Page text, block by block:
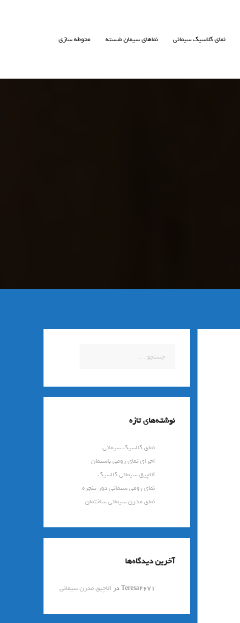
نمای کلاسیک سیمانی نماهای سیمان شسته محوطه سازی
برای:
نوشته‌های تازه
نمای کلاسیک سیمانی
اجرای نمای رومی باسیمان
الاچیق سیمانی کلاسیک
نمای رومی سیمانی دور پنجره
نمای مدرن سیمانی ساختمان
آخرین دیدگاه‌ها
Teresa2671در الاچیق مدرن سیمانی